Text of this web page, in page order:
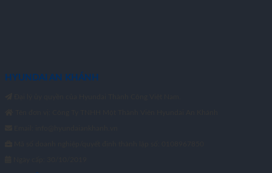
HYUNDAI AN KHÁNH